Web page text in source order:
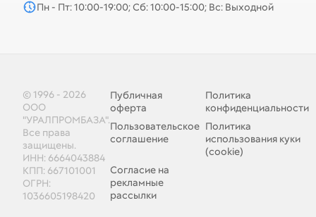
Пн - Пт: 10:00-19:00; Сб: 10:00-15:00; Вс: Выходной
© 1996 - 2026
ООО
"УРАЛПРОМБАЗА".
Все права
защищены.
ИНН: 6664043884
КПП: 667101001
ОГРН:
1036605198420
Публичная
оферта
Политика
конфиденциальности
Пользовательское
соглашение
Политика
использования куки
(cookie)
Согласие на
рекламные
рассылки